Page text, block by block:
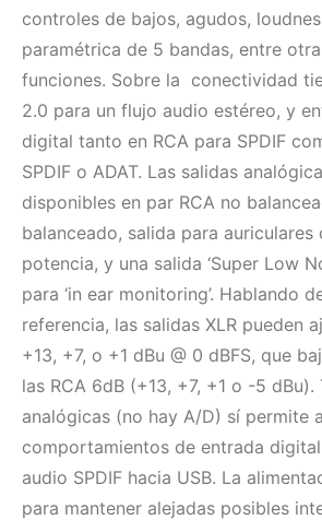
controles de bajos, agudos,
paramétrica de 5 bandas, entre
funciones. Sobre la conectividad
2.0 para un flujo audio estéreo, y
digital tanto en RCA para SPDIF
SPDIF o ADAT. Las salidas
disponibles en par RCA no
balanceado, salida para auriculares
potencia, y una salida ‘Super Low
para ‘in ear monitoring’. Hablando
referencia, las salidas XLR pueden
+13, +7, o +1 dBu @ 0 dBFS, que
las RCA 6dB (+13, +7, +1 o -5
analógicas (no hay A/D) sí permite
comportamientos de entrada
audio SPDIF hacia USB. La
para mantener alejadas posibles